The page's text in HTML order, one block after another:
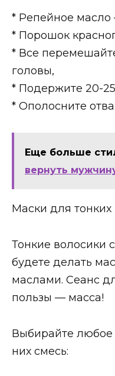
* Репейное
* Порошок
* Все
головы,
* Подержите 20-
* Ополосните
Еще больше
вернуть
Маски для тонких
Тонкие волосики
будете делать
маслами. Сеанс
пользы — масса!
Выбирайте любое
них смесь: